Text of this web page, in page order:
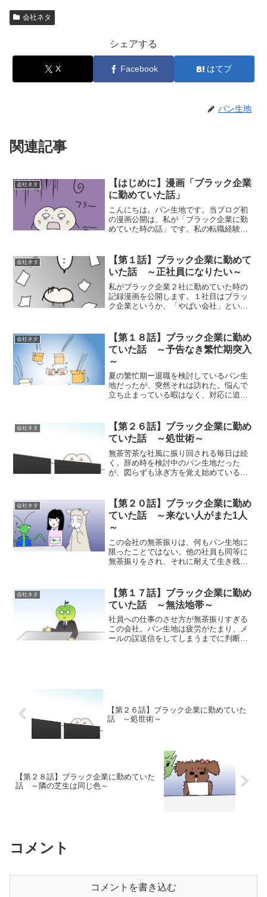
c
e
o
o
a
Li
n
k
会社ネタ
シェアする
X Facebook はてブ
パン生地
関連記事
会社ネタ
【はじめに】漫画「ブラック企業
に勤めていた話」
こんにちは。パン生地です。当ブログ初
の漫画公開は、私が「ブラック企業に勤
めていた時の話」です。私の転職経験
開する運びとなりました。1社目は5か
月、2社目は6か月で退職...
会社ネタ
【第１話】ブラック企業に勤めて
いた話 ～正社員になりたい～
私がブラック企業２社に勤めていた時の
記録漫画を公開します。１社目はブラッ
ク企業というか、「やばい会社」という
な１社目から。第１話は、この１社目に
入社する前のところから始...
会社ネタ
【第１８話】ブラック企業に勤め
ていた話 ～予告なき繁忙期突入
～
夏の繁忙期ー退職を検討しているパン生
地だったが、突然それは訪れた。悩んで
立ち止まっている暇はなく、対応に追わ
ボール箱が自分宛てに届くので、まった
く状況がわかりませんでし...
会社ネタ
【第２６話】ブラック企業に勤め
ていた話 ～処世術～
無茶苦茶な社風に振り回される毎日は続
く。辞め時を検討中のパン生地だった
が、図らずも泳ぎ方を覚え始めているの
会社ネタ
【第２０話】ブラック企業に勤め
ていた話 ～来ない人がまた1人
～
この会社の無茶振りは、何もパン生地に
限ったことではない。他の社員も同等に
無茶振りをされ、それに耐えて生き残れ
えてゆく。それが常態化している。パン
生地は入社して数か月で...
会社ネタ
【第１７話】ブラック企業に勤め
ていた話 ～無法地帯～
社員への仕事のさせ方が無茶振りすぎる
この会社。パン生地は疲労がたまり、メ
ールの誤送信をしてしまうまでに判断力
【第２６話】ブラック企業に勤めていた
話 ～処世術～
【第２８話】ブラック企業に勤めていた
話 ～隣の芝生は同じ色～
コメント
コメントを書き込む